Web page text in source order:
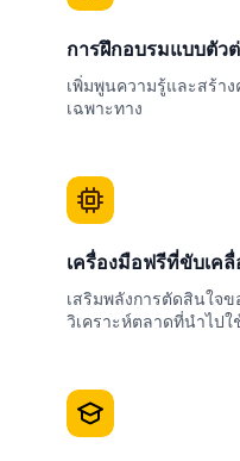
การฝึกอบรมแบบตัว
เพิ่มพูนความรู้และสร้า
เฉพาะทาง
เครื่องมือฟรีที่ขับเคลื่
เสริมพลังการตัดสินใจ
วิเคราะห์ตลาดที่นำไปใ